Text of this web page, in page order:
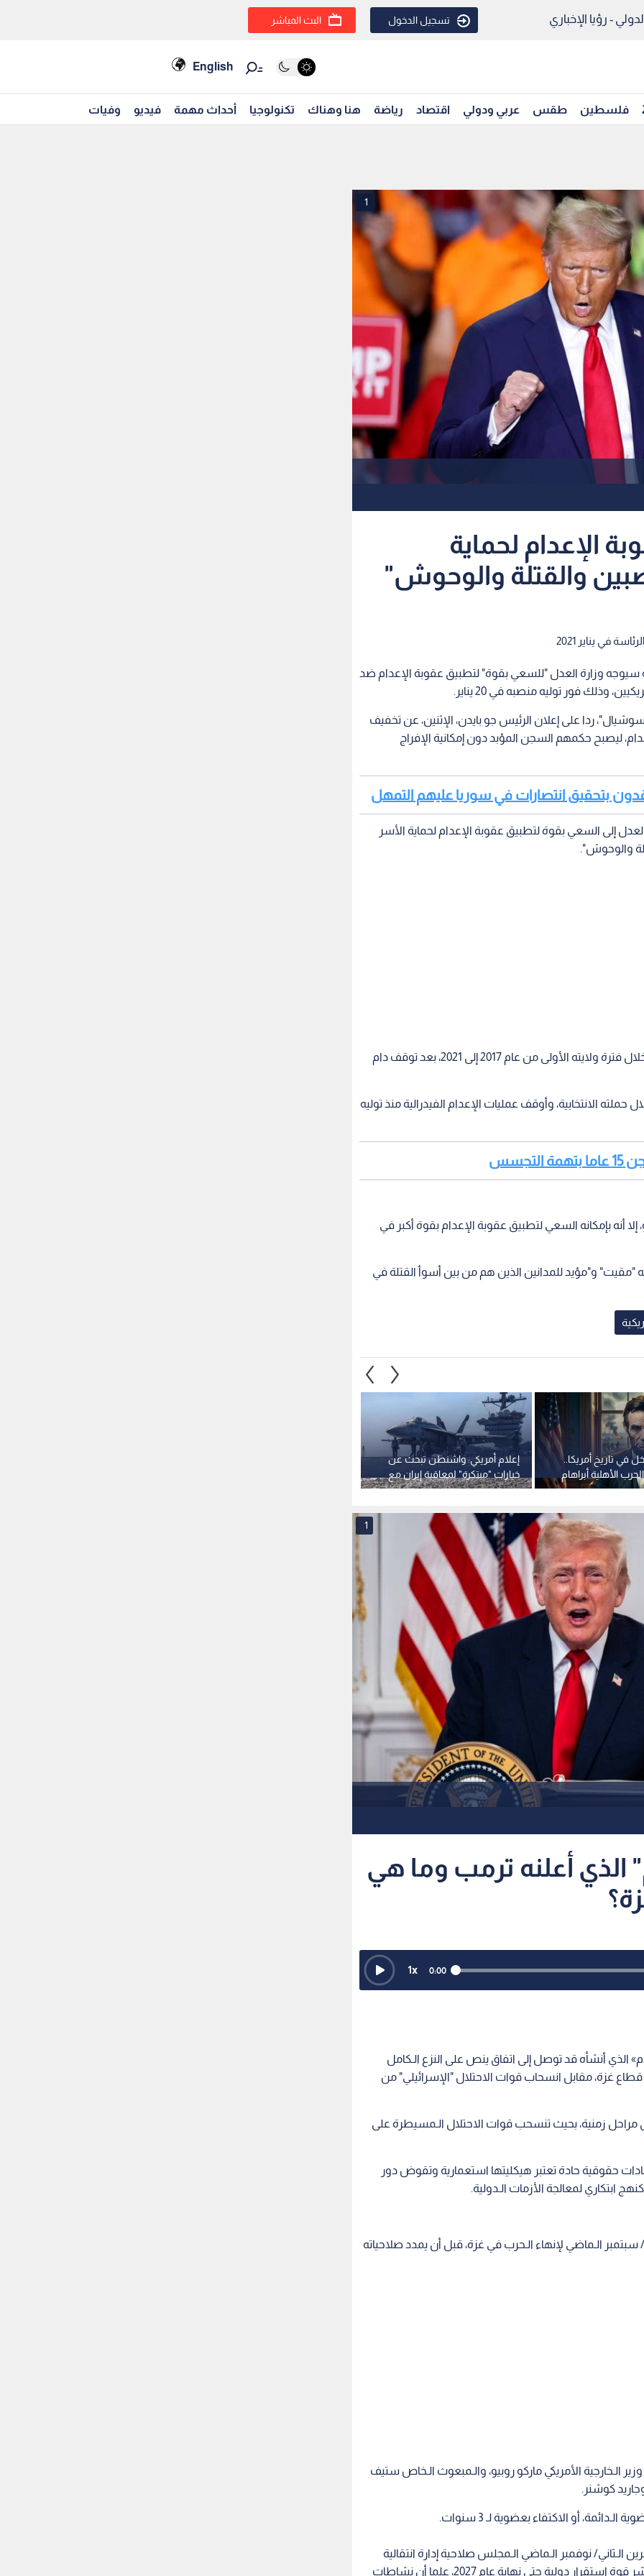
- رؤيا الإخباري تسجيل الدخول البث المباشر
English
فلسطين طقس عربي ودولي اقتصاد رياضة هنا وهناك تكنولوجيا أحداث مهمة فيديو وفيات
1
الإعدام لحماية
والقتلة والوحوش"
في يناير 2021
إنه سيوجه وزارة العدل "للسعي بقوة" لتطبيق عقوبة الإعدام ضد
وذلك فور توليه منصبه في 20 يناير.
ردا على إعلان الرئيس جو بايدن، الإثنين، عن تخفيف
عليهم بالإعدام، ليصبح حكمهم السجن المؤبد دون إمكانية الإفراج
بتحقيق انتصارات في سوريا عليهم التمهل
إلى السعي بقوة لتطبيق عقوبة الإعدام لحماية الأسر
والوحوش".
وكان ترمب قد أعاد تنفيذ عقوبات الإعدام الفيدرالية خلال فترة ولايته الأولى من عام 2017 إلى 2021، بعد توقف دام
الانتخابية، وأوقف عمليات الإعدام الفيدرالية منذ توليه
أنه بإمكانه السعي لتطبيق عقوبة الإعدام بقوة أكبر في
"مقيت" و"مؤيد للمدانين الذين هم من بين أسوأ القتلة في
إعلام أمريكي: واشنطن تبحث عن
خيارات "مبتكرة" لمعاقبة إيران مع
دخول الحرب شهرها السادس
في تاريخ أمريكا..
الأهلية أبراهام
1
أعلنه ترمب وما هي
0:00
1x
الذي أنشأه قد توصل إلى اتفاق ينص على النزع الـكامل
غزة، مقابل انسحاب قوات الاحتلال "الإسرائيلي" من
مراحل زمنية، بحيث تنسحب قوات الاحتلال الـمسيطرة على
حقوقية حادة تعتبر هيكليتها استعمارية وتقوض دور
ابتكاري لمعالجة الأزمات الـدولية.
الـماضي لإنهاء الـحرب في غزة، قبل أن يمدد صلاحياته
الـخارجية الأمريكي ماركو روبيو، والـمبعوث الـخاص ستيف
وجاريد كوشنر.
نوفمبر الـماضي الـمجلس صلاحية إدارة انتقالية
مؤقتة لتنسيق أعمال إعادة إعمار غزة، مع الـسماح بنشر قوة استقرار دولية حتى نهاية عام 2027، علما أن نشاطات